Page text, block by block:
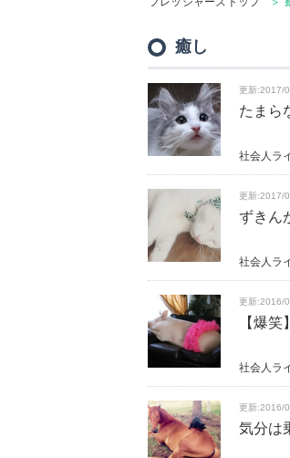
癒し
更新:2017/
たまら
社会人ラ
更新:2017/
ずきん
社会人ラ
更新:2016/
【爆
社会人ラ
更新:2016/
気分は